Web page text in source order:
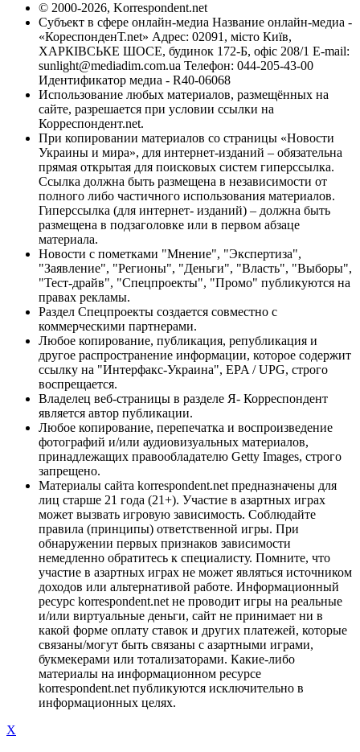
© 2000-2026, Korrespondent.net
Субъект в сфере онлайн-медиа Название онлайн-медиа -
«КореспонденТ.net» Адрес: 02091, місто Київ,
ХАРКІВСЬКЕ ШОСЕ, будинок 172-Б, офіс 208/1 E-mail:
sunlight@mediadim.com.ua Телефон: 044-205-43-00
Идентификатор медиа - R40-06068
Использование любых материалов, размещённых на
сайте, разрешается при условии ссылки на
Корреспондент.net.
При копировании материалов со страницы «Новости
Украины и мира», для интернет-изданий – обязательна
прямая открытая для поисковых систем гиперссылка.
Ссылка должна быть размещена в независимости от
полного либо частичного использования материалов.
Гиперссылка (для интернет- изданий) – должна быть
размещена в подзаголовке или в первом абзаце
материала.
Новости с пометками "Мнение", "Экспертиза",
"Заявление", "Регионы", "Деньги", "Власть", "Выборы",
"Тест-драйв", "Спецпроекты", "Промо" публикуются на
правах рекламы.
Раздел Спецпроекты создается совместно с
коммерческими партнерами.
Любое копирование, публикация, републикация и
другое распространение информации, которое содержит
ссылку на "Интерфакс-Украина", EPA / UPG, строго
воспрещается.
Владелец веб-страницы в разделе Я- Корреспондент
является автор публикации.
Любое копирование, перепечатка и воспроизведение
фотографий и/или аудиовизуальных материалов,
принадлежащих правообладателю Getty Images, строго
запрещено.
Материалы сайта korrespondent.net предназначены для
лиц старше 21 года (21+). Участие в азартных играх
может вызвать игровую зависимость. Соблюдайте
правила (принципы) ответственной игры. При
обнаружении первых признаков зависимости
немедленно обратитесь к специалисту. Помните, что
участие в азартных играх не может являться источником
доходов или альтернативой работе. Информационный
ресурс korrespondent.net не проводит игры на реальные
и/или виртуальные деньги, сайт не принимает ни в
какой форме оплату ставок и других платежей, которые
связаны/могут быть связаны с азартными играми,
букмекерами или тотализаторами. Какие-либо
материалы на информационном ресурсе
korrespondent.net публикуются исключительно в
информационных целях.
X